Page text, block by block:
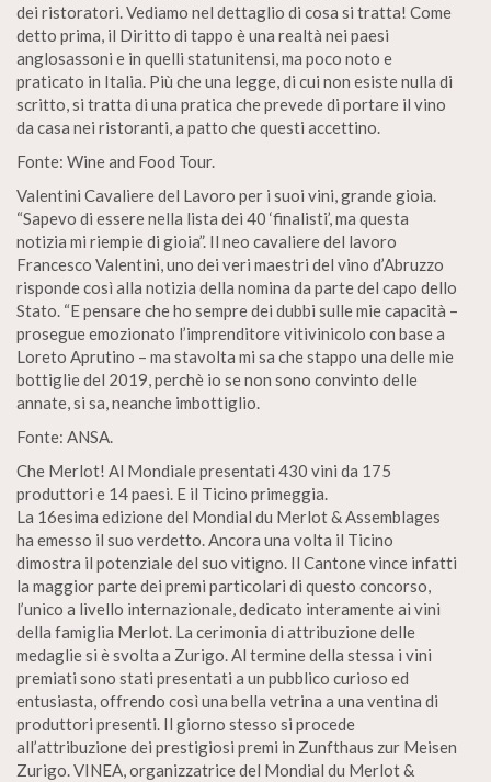
dei ristoratori. Vediamo nel dettaglio di cosa si tratta! Come
detto prima, il Diritto di tappo è una realtà nei paesi
anglosassoni e in quelli statunitensi, ma poco noto e
praticato in Italia. Più che una legge, di cui non esiste nulla di
scritto, si tratta di una pratica che prevede di portare il vino
da casa nei ristoranti, a patto che questi accettino.
Fonte: Wine and Food Tour.
Valentini Cavaliere del Lavoro per i suoi vini, grande gioia.
“Sapevo di essere nella lista dei 40 ‘finalisti’, ma questa
notizia mi riempie di gioia”. Il neo cavaliere del lavoro
Francesco Valentini, uno dei veri maestri del vino d’Abruzzo
risponde così alla notizia della nomina da parte del capo dello
Stato. “E pensare che ho sempre dei dubbi sulle mie capacità –
prosegue emozionato l’imprenditore vitivinicolo con base a
Loreto Aprutino – ma stavolta mi sa che stappo una delle mie
bottiglie del 2019, perchè io se non sono convinto delle
annate, si sa, neanche imbottiglio.
Fonte: ANSA.
Che Merlot! Al Mondiale presentati 430 vini da 175
produttori e 14 paesi. E il Ticino primeggia.
La 16esima edizione del Mondial du Merlot & Assemblages
ha emesso il suo verdetto. Ancora una volta il Ticino
dimostra il potenziale del suo vitigno. Il Cantone vince infatti
la maggior parte dei premi particolari di questo concorso,
l’unico a livello internazionale, dedicato interamente ai vini
della famiglia Merlot. La cerimonia di attribuzione delle
medaglie si è svolta a Zurigo. Al termine della stessa i vini
premiati sono stati presentati a un pubblico curioso ed
entusiasta, offrendo così una bella vetrina a una ventina di
produttori presenti. Il giorno stesso si procede
all’attribuzione dei prestigiosi premi in Zunfthaus zur Meisen
Zurigo. VINEA, organizzatrice del Mondial du Merlot &